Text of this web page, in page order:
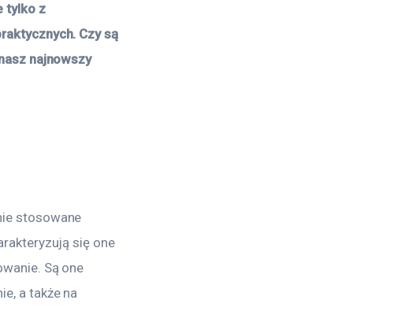
tylko z
Czy są
najnowszy
stosowane
się one
Są one
a także na